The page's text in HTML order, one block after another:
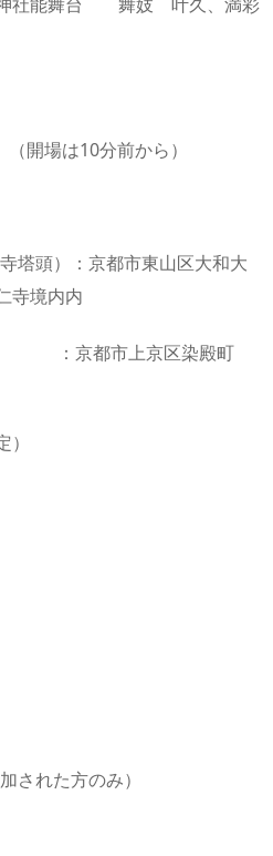
開場は10分前から）
塔頭）：京都市東山区大和大
寺境内内
都市上京区染殿町
された方のみ）